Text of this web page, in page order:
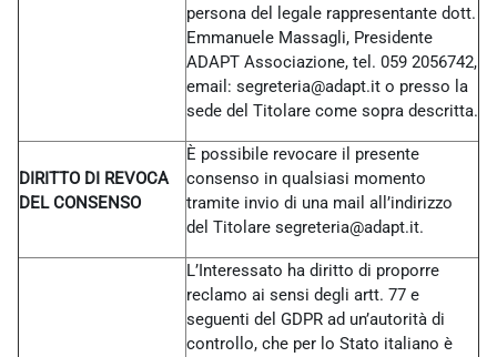
persona del legale rappresentante dott.
Emmanuele Massagli, Presidente
ADAPT Associazione, tel. 059 2056742,
email: segreteria@adapt.it o presso la
sede del Titolare come sopra descritta.
DIRITTO DI REVOCA
DEL CONSENSO
È possibile revocare il presente
consenso in qualsiasi momento
tramite invio di una mail all’indirizzo
del Titolare segreteria@adapt.it.
L’Interessato ha diritto di proporre
reclamo ai sensi degli artt. 77 e
seguenti del GDPR ad un’autorità di
controllo, che per lo Stato italiano è